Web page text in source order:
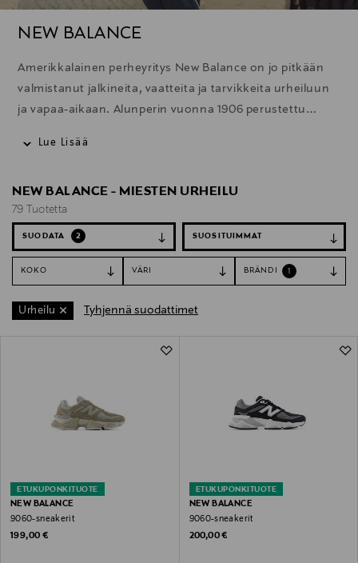
NEW BALANCE
Amerikkalainen perheyritys New Balance on jo pitkään
valmistanut jalkineita, vaatteita ja tarvikkeita urheiluun
ja vapaa-aikaan. Alunperin vuonna 1906 perustettu
jalkineissa. Brändin sneakerit ovatkin näkyneet yhä
enemmän muotiviikoilla, niin mallien kuin
vierailijoidenkin jalassa. Eikä ihme, koska New Balancen
jalkineissa osuvat kohdilleen hyvän jalkineen
tärkeimmät ominaisuudet – tyyli, mukavuus ja laatu.
Lue Lisää
NEW BALANCE - MIESTEN URHEILU
79 Tuotetta
SUODATA 2
KOKO VÄRI BRÄNDI 1
Urheilu Tyhjennä suodattimet
ETUKUPONKITUOTE
NEW BALANCE
9060-sneakerit
Original Price
199,00 €
ETUKUPONKITUOTE
NEW BALANCE
9060-sneakerit
Original Price
200,00 €